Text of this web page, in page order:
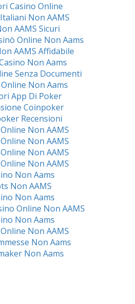
Casino Online
Non AAMS
AAMS Sicuri
Online Non Aams
AAMS Affidabile
Non Aams
Senza Documenti
Non Aams
App Di Poker
Coinpoker
Recensioni
Non AAMS
Non AAMS
Non AAMS
Non AAMS
Non Aams
Non AAMS
Non Aams
Online Non AAMS
Non Aams
Non AAMS
Non Aams
Non Aams